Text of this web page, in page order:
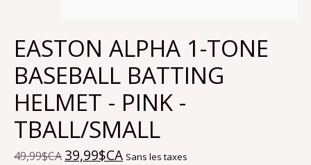
EASTON ALPHA 1-TONE
BASEBALL BATTING
HELMET - PINK -
TBALL/SMALL
49,99$CA 39,99$CA Sans les taxes